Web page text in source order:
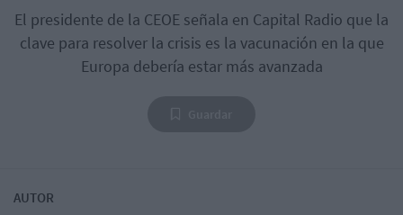
El presidente de la CEOE señala en Capital Radio que la
clave para resolver la crisis es la vacunación en la que
Europa debería estar más avanzada
AUTOR